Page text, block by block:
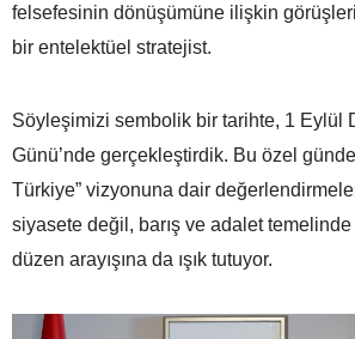
felsefesinin dönüşümüne ilişkin
bir entelektüel stratejist.
Söyleşimizi sembolik bir tarihte, 1 Eylül
Günü’nde gerçekleştirdik. Bu özel
Türkiye” vizyonuna dair
siyasete değil, barış ve adalet
düzen arayışına da ışık tutuyor.